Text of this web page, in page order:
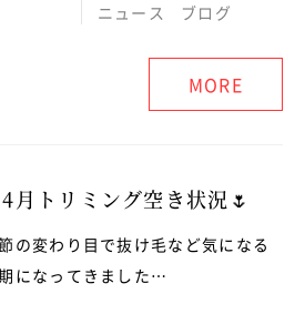
ニュース
ブログ
MORE
月トリミング空き状況🌷
の変わり目で抜け毛など気になる
になってきました…